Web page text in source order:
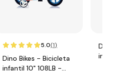
5.0(1)
Dino Bikes - Bicicleta
infantil 10" 108LB -
Dino